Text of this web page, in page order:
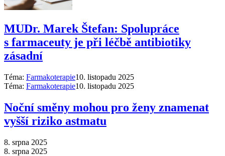
MUDr. Marek Štefan: Spolupráce
s farmaceuty je při léčbě antibiotiky
zásadní
Téma: Farmakoterapie10. listopadu 2025
Téma: Farmakoterapie10. listopadu 2025
Noční směny mohou pro ženy znamenat
vyšší riziko astmatu
8. srpna 2025
8. srpna 2025